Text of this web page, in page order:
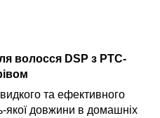
волосся DSP з PTC-
та ефективного
якої довжини в домашніх